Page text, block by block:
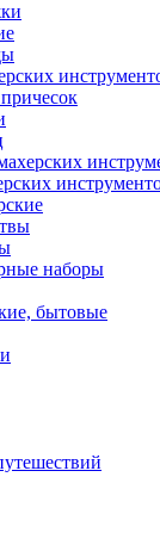
наборы
бытовые